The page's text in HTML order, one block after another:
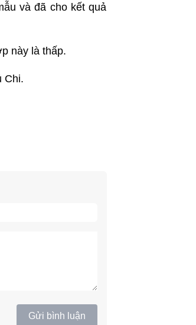
và đã cho kết quả
này là thấp.
Chi.
Gửi bình luận